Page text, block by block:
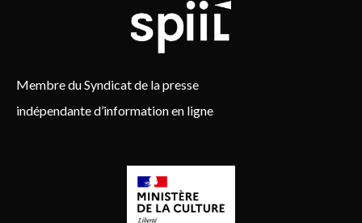
Membre du Syndicat de la presse
indépendante d’information en ligne